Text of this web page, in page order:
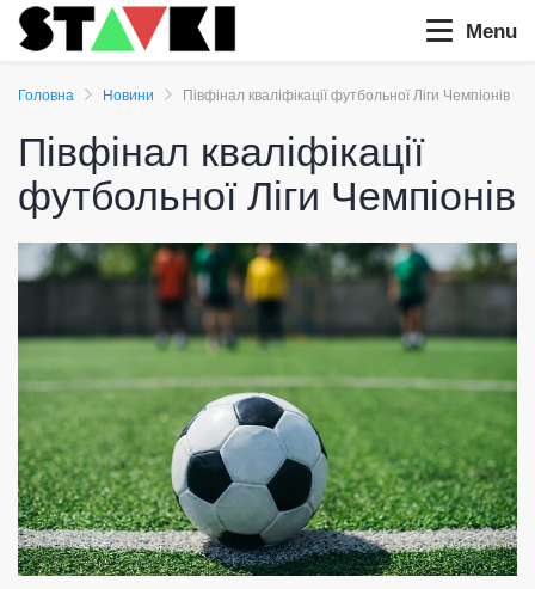
Menu
Головна Новини Півфінал кваліфікації футбольної Ліги Чемпіонів
Півфінал кваліфікації
футбольної Ліги Чемпіонів